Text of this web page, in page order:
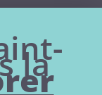
la